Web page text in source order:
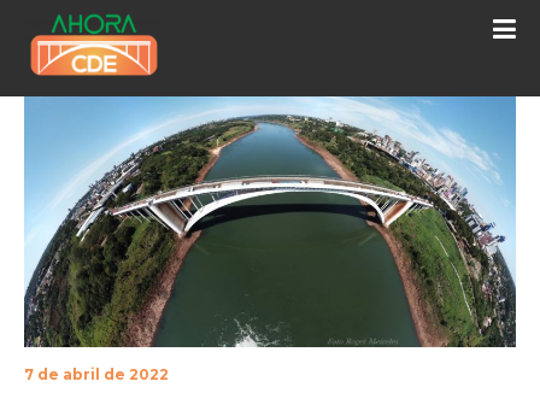
7 de abril de 2022